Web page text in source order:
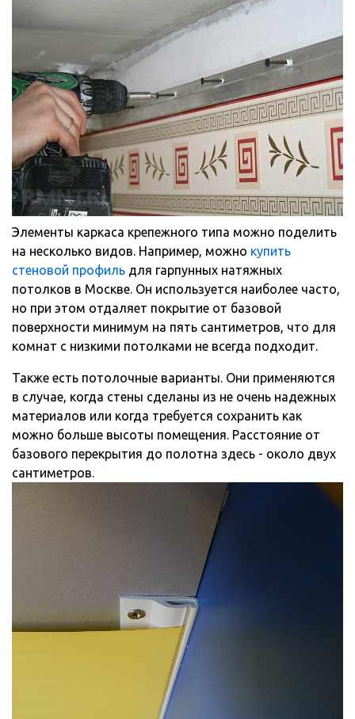
Элементы каркаса крепежного типа можно поделить
на несколько видов. Например, можно купить
стеновой профиль для гарпунных натяжных
потолков в Москве. Он используется наиболее часто,
но при этом отдаляет покрытие от базовой
поверхности минимум на пять сантиметров, что для
комнат с низкими потолками не всегда подходит.
Также есть потолочные варианты. Они применяются
в случае, когда стены сделаны из не очень надежных
материалов или когда требуется сохранить как
можно больше высоты помещения. Расстояние от
базового перекрытия до полотна здесь - около двух
сантиметров.